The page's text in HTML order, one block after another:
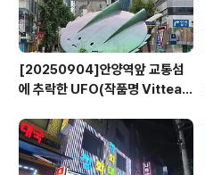
[20250904]안양역앞 교통섬
에 추락한 UFO(작품명 Vitteau